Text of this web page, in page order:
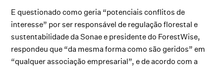
E questionado como geria “potenciais conflitos de
interesse” por ser responsável de regulação florestal e
sustentabilidade da Sonae e presidente do ForestWise,
respondeu que “da mesma forma como são geridos” em
“qualquer associação empresarial”, e de acordo com a